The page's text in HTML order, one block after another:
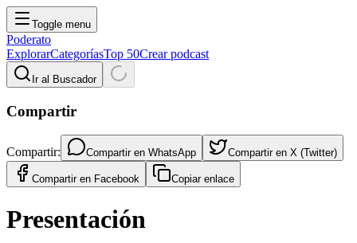
Toggle menu
Poderato
ExplorarCategoríasTop 50Crear podcast
Ir al Buscador
Compartir
Compartir: Compartir en WhatsApp Compartir en X (Twitter)
Compartir en Facebook Copiar enlace
Presentación